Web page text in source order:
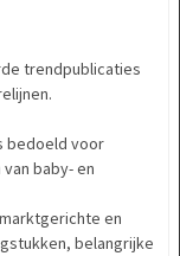
trendpublicaties
bedoeld voor
baby- en
en
belangrijke